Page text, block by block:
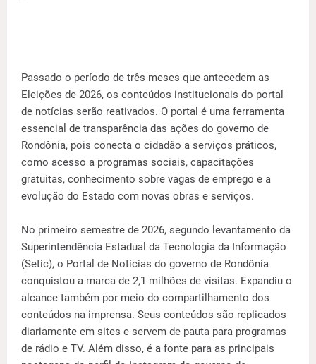
Passado o período de três meses que antecedem as
Eleições de 2026, os conteúdos institucionais do portal
de notícias serão reativados. O portal é uma ferramenta
essencial de transparência das ações do governo de
Rondônia, pois conecta o cidadão a serviços práticos,
como acesso a programas sociais, capacitações
gratuitas, conhecimento sobre vagas de emprego e a
evolução do Estado com novas obras e serviços.
No primeiro semestre de 2026, segundo levantamento da
Superintendência Estadual da Tecnologia da Informação
(Setic), o Portal de Notícias do governo de Rondônia
conquistou a marca de 2,1 milhões de visitas. Expandiu o
alcance também por meio do compartilhamento dos
conteúdos na imprensa. Seus conteúdos são replicados
diariamente em sites e servem de pauta para programas
de rádio e TV. Além disso, é a fonte para as principais